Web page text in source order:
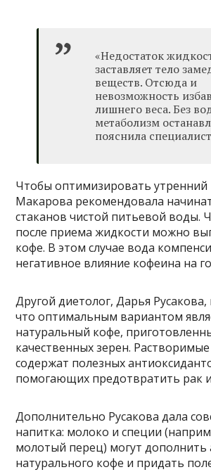
«Недостаток
заставляет тело
веществ. Отсюда и
невозможность
лишнего веса. Без
метаболизм
пояснила
Чтобы оптимизировать утренний
Макарова рекомендовала
стаканов чистой питьевой воды.
после приема жидкости можно
кофе. В этом случае вода
негативное влияние кофеина на
Другой диетолог, Дарья Русакова,
что оптимальным вариантом
натуральный кофе,
качественных зерен.
содержат полезных
помогающих предотвратить рак
Дополнительно Русакова дала
напитка: молоко и специи
молотый перец) могут дополнить
натурального кофе и придать